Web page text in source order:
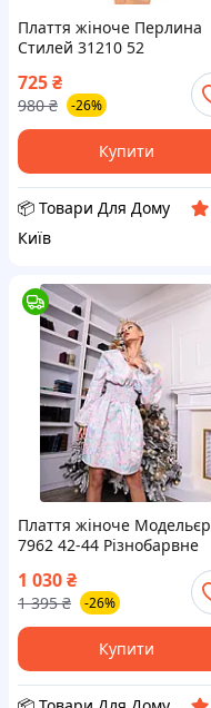
Плаття жіноче Перлина
Стилей 31210 52
Різнобарвне (17238) D12-
2026
725₴
980 ₴ -26%
Купити
📦 Товари Для Дому
Київ
Плаття жіноче Модельєр
7962 42-44 Різнобарвне
1 030₴
1 395 ₴ -26%
Купити